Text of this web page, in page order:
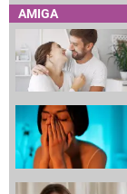
AMIGA